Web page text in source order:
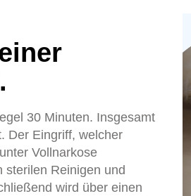
30 Minuten. Insgesamt
Der Eingriff, welcher
Vollnarkose
sterilen Reinigen und
wird über einen